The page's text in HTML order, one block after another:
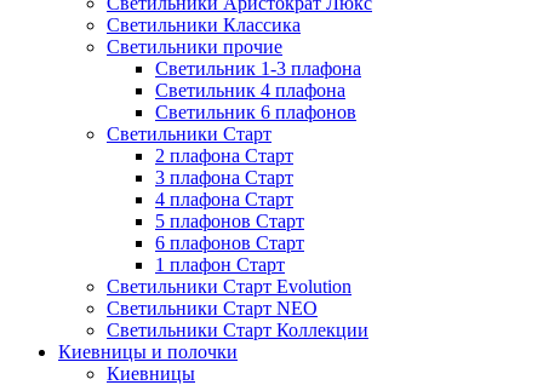
Светильники Классика
Светильники прочие
Светильник 1-3 плафона
Светильник 4 плафона
Светильник 6 плафонов
Светильники Старт
2 плафона Старт
3 плафона Старт
4 плафона Старт
5 плафонов Старт
6 плафонов Старт
1 плафон Старт
Светильники Старт Evolution
Светильники Старт NEO
Светильники Старт Коллекции
Киевницы и полочки
Киевницы